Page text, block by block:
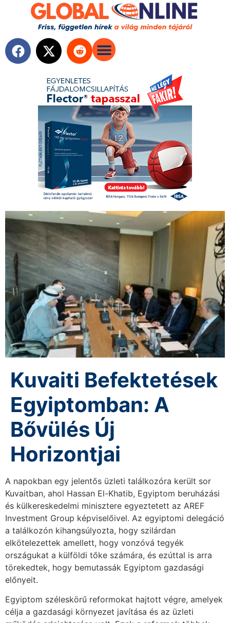
Kuvaiti Befektetések
Egyiptomban: A
Bővülés Új
Horizontjai
A napokban egy jelentős üzleti találkozóra került sor
Kuvaitban, ahol Hassan El-Khatib, Egyiptom beruházási
és külkereskedelmi minisztere egyeztetett az AREF
Investment Group képviselőivel. Az egyiptomi delegáció
a találkozón kihangsúlyozta, hogy szilárdan
elkötelezettek amellett, hogy vonzóvá tegyék
országukat a külföldi tőke számára, és ezúttal is arra
törekedtek, hogy bemutassák Egyiptom gazdasági
előnyeit.
Egyiptom széleskörű reformokat hajtott végre, amelyek
célja a gazdasági környezet javítása és az üzleti